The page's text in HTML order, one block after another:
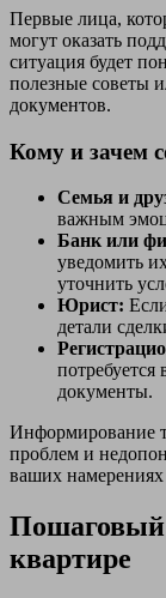
Первые лица,
могут оказать
ситуация будет
полезные советы
документов.
Кому и зачем
Семья и
важным
Банк или
уведомить
уточнить
Юрист:
детали
документы.
Информирование
проблем и
ваших намерениях
Пошаговый
квартире